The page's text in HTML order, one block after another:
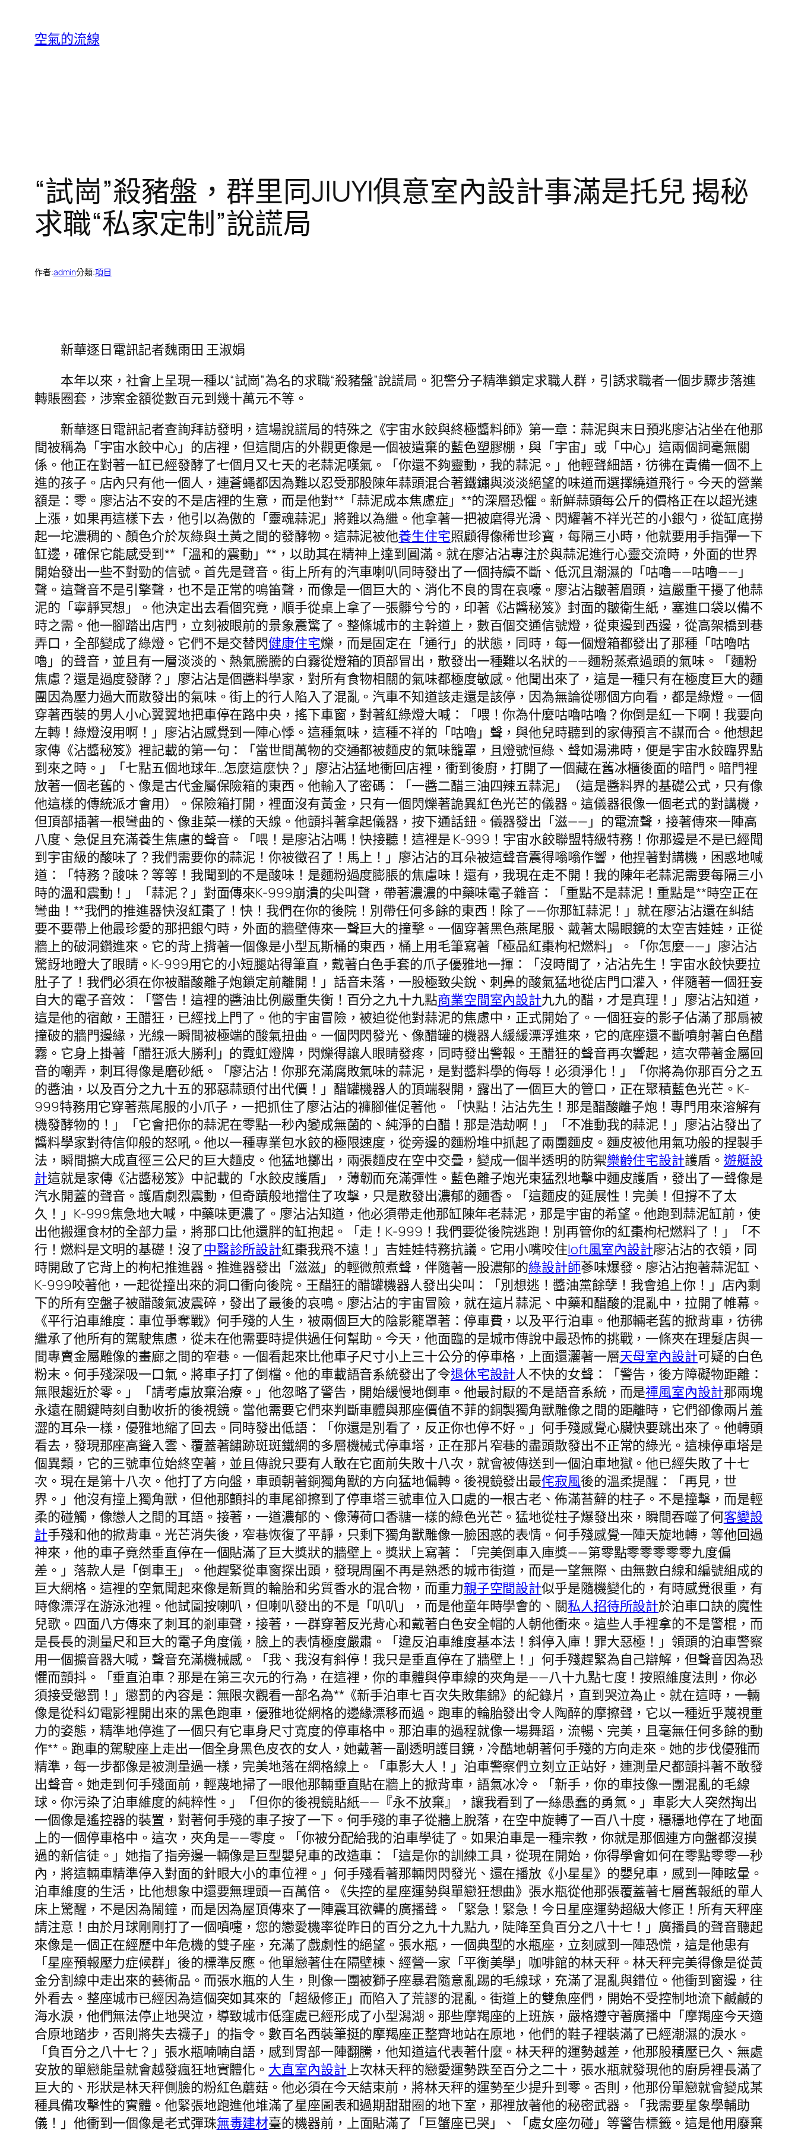
空氣的流線
“試崗”殺豬盤，群里同JIUYI俱意室內設計事滿是托兒 揭秘
求職“私家定制”說謊局
作者:admin分類:項目
新華逐日電訊記者魏雨田 王淑娟
本年以來，社會上呈現一種以“試崗”為名的求職“殺豬盤”說謊局。犯警分子精準鎖定求職人群，引誘求職者一個步驟步落進
轉賬圈套，涉案金額從數百元到幾十萬元不等。
新華逐日電訊記者查詢拜訪發明，這場說謊局的特殊之《宇宙水餃與終極醬料師》第一章：蒜泥與末日預兆廖沾沾坐在他那
間被稱為「宇宙水餃中心」的店裡，但這間店的外觀更像是一個被遺棄的藍色塑膠棚，與「宇宙」或「中心」這兩個詞毫無關
係。他正在對著一缸已經發酵了七個月又七天的老蒜泥嘆氣。「你還不夠靈動，我的蒜泥。」他輕聲細語，彷彿在責備一個不上
進的孩子。店內只有他一個人，連蒼蠅都因為難以忍受那股陳年蒜頭混合著鐵鏽與淡淡絕望的味道而選擇繞道飛行。今天的營業
額是：零。廖沾沾不安的不是店裡的生意，而是他對**「蒜泥成本焦慮症」**的深層恐懼。新鮮蒜頭每公斤的價格正在以超光速
上漲，如果再這樣下去，他引以為傲的「靈魂蒜泥」將難以為繼。他拿著一把被磨得光滑、閃耀著不祥光芒的小銀勺，從缸底撈
起一坨濃稠的、顏色介於灰綠與土黃之間的發酵物。這蒜泥被他養生住宅照顧得像稀世珍寶，每隔三小時，他就要用手指彈一下
缸邊，確保它能感受到**「溫和的震動」**，以助其在精神上達到圓滿。就在廖沾沾專注於與蒜泥進行心靈交流時，外面的世界
開始發出一些不對勁的信號。首先是聲音。街上所有的汽車喇叭同時發出了一個持續不斷、低沉且潮濕的「咕嚕——咕嚕——」
聲。這聲音不是引擎聲，也不是正常的鳴笛聲，而像是一個巨大的、消化不良的胃在哀嚎。廖沾沾皺著眉頭，這嚴重干擾了他蒜
泥的「寧靜冥想」。他決定出去看個究竟，順手從桌上拿了一張髒兮兮的，印著《沾醬秘笈》封面的皺衛生紙，塞進口袋以備不
時之需。他一腳踏出店門，立刻被眼前的景象震驚了。整條城市的主幹道上，數百個交通信號燈，從東邊到西邊，從高架橋到巷
弄口，全部變成了綠燈。它們不是交替閃健康住宅爍，而是固定在「通行」的狀態，同時，每一個燈箱都發出了那種「咕嚕咕
嚕」的聲音，並且有一層淡淡的、熱氣騰騰的白霧從燈箱的頂部冒出，散發出一種難以名狀的——麵粉蒸煮過頭的氣味。「麵粉
焦慮？還是過度發酵？」廖沾沾是個醬料學家，對所有食物相關的氣味都極度敏感。他聞出來了，這是一種只有在極度巨大的麵
團因為壓力過大而散發出的氣味。街上的行人陷入了混亂。汽車不知道該走還是該停，因為無論從哪個方向看，都是綠燈。一個
穿著西裝的男人小心翼翼地把車停在路中央，搖下車窗，對著紅綠燈大喊：「喂！你為什麼咕嚕咕嚕？你倒是紅一下啊！我要向
左轉！綠燈沒用啊！」廖沾沾感覺到一陣心悸。這種氣味，這種不祥的「咕嚕」聲，與他兒時聽到的家傳預言不謀而合。他想起
家傳《沾醬秘笈》裡記載的第一句：「當世間萬物的交通都被麵皮的氣味籠罩，且燈號恒綠、聲如湯沸時，便是宇宙水餃臨界點
到來之時。」「七點五個地球年…怎麼這麼快？」廖沾沾猛地衝回店裡，衝到後廚，打開了一個藏在舊冰櫃後面的暗門。暗門裡
放著一個老舊的、像是古代金屬保險箱的東西。他輸入了密碼：「一醬二醋三油四辣五蒜泥」（這是醬料界的基礎公式，只有像
他這樣的傳統派才會用）。保險箱打開，裡面沒有黃金，只有一個閃爍著詭異紅色光芒的儀器。這儀器很像一個老式的對講機，
但頂部插著一根彎曲的、像韭菜一樣的天線。他顫抖著拿起儀器，按下通話鈕。儀器發出「滋——」的電流聲，接著傳來一陣高
八度、急促且充滿養生焦慮的聲音。「喂！是廖沾沾嗎！快接聽！這裡是 K-999！宇宙水餃聯盟特級特務！你那邊是不是已經聞
到宇宙級的酸味了？我們需要你的蒜泥！你被徵召了！馬上！」廖沾沾的耳朵被這聲音震得嗡嗡作響，他捏著對講機，困惑地喊
道：「特務？酸味？等等！我聞到的不是酸味！是麵粉過度膨脹的焦慮味！還有，我現在走不開！我的陳年老蒜泥需要每隔三小
時的溫和震動！」「蒜泥？」對面傳來K-999崩潰的尖叫聲，帶著濃濃的中藥味電子雜音：「重點不是蒜泥！重點是**時空正在
彎曲！**我們的推進器快沒紅棗了！快！我們在你的後院！別帶任何多餘的東西！除了——你那缸蒜泥！」就在廖沾沾還在糾結
要不要帶上他最珍愛的那把銀勺時，外面的牆壁傳來一聲巨大的撞擊。一個穿著黑色燕尾服、戴著太陽眼鏡的太空吉娃娃，正從
牆上的破洞鑽進來。它的背上揹著一個像是小型瓦斯桶的東西，桶上用毛筆寫著「極品紅棗枸杞燃料」。「你怎麼——」廖沾沾
驚訝地瞪大了眼睛。K-999用它的小短腿站得筆直，戴著白色手套的爪子優雅地一揮：「沒時間了，沾沾先生！宇宙水餃快要拉
肚子了！我們必須在你被醋酸離子炮鎖定前離開！」話音未落，一股極致尖銳、刺鼻的酸氣猛地從店門口灌入，伴隨著一個狂妄
自大的電子音效：「警告！這裡的醬油比例嚴重失衡！百分之九十九點商業空間室內設計九九的醋，才是真理！」廖沾沾知道，
這是他的宿敵，王醋狂，已經找上門了。他的宇宙冒險，被迫從他對蒜泥的焦慮中，正式開始了。一個狂妄的影子佔滿了那扇被
撞破的牆門邊緣，光線一瞬間被極端的酸氣扭曲。一個閃閃發光、像醋罐的機器人緩緩漂浮進來，它的底座還不斷噴射著白色醋
霧。它身上掛著「醋狂派大勝利」的霓虹燈牌，閃爍得讓人眼睛發疼，同時發出警報。王醋狂的聲音再次響起，這次帶著金屬回
音的嘲弄，刺耳得像是磨砂紙。「廖沾沾！你那充滿腐敗氣味的蒜泥，是對醬料學的侮辱！必須淨化！」「你將為你那百分之五
的醬油，以及百分之九十五的邪惡蒜頭付出代價！」醋罐機器人的頂端裂開，露出了一個巨大的管口，正在聚積藍色光芒。K-
999特務用它穿著燕尾服的小爪子，一把抓住了廖沾沾的褲腳催促著他。「快點！沾沾先生！那是醋酸離子炮！專門用來溶解有
機發酵物的！」「它會把你的蒜泥在零點一秒內變成無菌的、純淨的白醋！那是浩劫啊！」「不准動我的蒜泥！」廖沾沾發出了
醬料學家對待信仰般的怒吼。他以一種專業包水餃的極限速度，從旁邊的麵粉堆中抓起了兩團麵皮。麵皮被他用氣功般的捏製手
法，瞬間擴大成直徑三公尺的巨大麵皮。他猛地擲出，兩張麵皮在空中交疊，變成一個半透明的防禦樂齡住宅設計護盾。 遊艇設
計這就是家傳《沾醬秘笈》中記載的「水餃皮護盾」，薄韌而充滿彈性。藍色離子炮光束猛烈地擊中麵皮護盾，發出了一聲像是
汽水開蓋的聲音。護盾劇烈震動，但奇蹟般地擋住了攻擊，只是散發出濃郁的麵香。「這麵皮的延展性！完美！但撐不了太
久！」K-999焦急地大喊，中藥味更濃了。廖沾沾知道，他必須帶走他那缸陳年老蒜泥，那是宇宙的希望。他跑到蒜泥缸前，使
出他搬運食材的全部力量，將那口比他還胖的缸抱起。「走！K-999！我們要從後院逃跑！別再管你的紅棗枸杞燃料了！」「不
行！燃料是文明的基礎！沒了中醫診所設計紅棗我飛不遠！」吉娃娃特務抗議。它用小嘴咬住loft風室內設計廖沾沾的衣領，同
時開啟了它背上的枸杞推進器。推進器發出「滋滋」的輕微煎煮聲，伴隨著一股濃郁的綠設計師蔘味爆發。廖沾沾抱著蒜泥缸、
K-999咬著他，一起從撞出來的洞口衝向後院。王醋狂的醋罐機器人發出尖叫：「別想逃！醬油黨餘孽！我會追上你！」店內剩
下的所有空盤子被醋酸氣波震碎，發出了最後的哀鳴。廖沾沾的宇宙冒險，就在這片蒜泥、中藥和醋酸的混亂中，拉開了帷幕。
《平行泊車維度：車位爭奪戰》何手殘的人生，被兩個巨大的陰影籠罩著：停車費，以及平行泊車。他那輛老舊的掀背車，彷彿
繼承了他所有的駕駛焦慮，從未在他需要時提供過任何幫助。今天，他面臨的是城市傳說中最恐怖的挑戰，一條夾在理髮店與一
間專賣金屬雕像的畫廊之間的窄巷。一個看起來比他車子尺寸小上三十公分的停車格，上面還灑著一層天母室內設計可疑的白色
粉末。何手殘深吸一口氣。將車子打了倒檔。他的車載語音系統發出了令退休宅設計人不快的女聲：「警告，後方障礙物距離：
無限趨近於零。」「請考慮放棄治療。」他忽略了警告，開始緩慢地倒車。他最討厭的不是語音系統，而是禪風室內設計那兩塊
永遠在關鍵時刻自動收折的後視鏡。當他需要它們來判斷車體與那座價值不菲的銅製獨角獸雕像之間的距離時，它們卻像兩片羞
澀的耳朵一樣，優雅地縮了回去。同時發出低語：「你還是別看了，反正你也停不好。」何手殘感覺心臟快要跳出來了。他轉頭
看去，發現那座高聳入雲、覆蓋著鏽跡斑斑鐵網的多層機械式停車塔，正在那片窄巷的盡頭散發出不正常的綠光。這棟停車塔是
個異類，它的三號車位始終空著，並且傳說只要有人敢在它面前失敗十八次，就會被傳送到一個泊車地獄。他已經失敗了十七
次。現在是第十八次。他打了方向盤，車頭朝著銅獨角獸的方向猛地偏轉。後視鏡發出最侘寂風後的溫柔提醒：「再見，世
界。」他沒有撞上獨角獸，但他那顫抖的車尾卻擦到了停車塔三號車位入口處的一根古老、佈滿苔蘚的柱子。不是撞擊，而是輕
柔的碰觸，像戀人之間的耳語。接著，一道濃郁的、像薄荷口香糖一樣的綠色光芒。猛地從柱子爆發出來，瞬間吞噬了何客變設
計手殘和他的掀背車。光芒消失後，窄巷恢復了平靜，只剩下獨角獸雕像一臉困惑的表情。何手殘感覺一陣天旋地轉，等他回過
神來，他的車子竟然垂直停在一個貼滿了巨大獎狀的牆壁上。獎狀上寫著：「完美倒車入庫獎——第零點零零零零零九度偏
差。」落款人是「倒車王」。他趕緊從車窗探出頭，發現周圍不再是熟悉的城市街道，而是一望無際、由無數白線和編號組成的
巨大網格。這裡的空氣聞起來像是新買的輪胎和劣質香水的混合物，而重力親子空間設計似乎是隨機變化的，有時感覺很重，有
時像漂浮在游泳池裡。他試圖按喇叭，但喇叭發出的不是「叭叭」，而是他童年時學會的、關私人招待所設計於泊車口訣的魔性
兒歌。四面八方傳來了刺耳的剎車聲，接著，一群穿著反光背心和戴著白色安全帽的人朝他衝來。這些人手裡拿的不是警棍，而
是長長的測量尺和巨大的電子角度儀，臉上的表情極度嚴肅。「違反泊車維度基本法！斜停入庫！罪大惡極！」領頭的泊車警察
用一個擴音器大喊，聲音充滿機械感。「我、我沒有斜停！我只是垂直停在了牆壁上！」何手殘趕緊為自己辯解，但聲音因為恐
懼而顫抖。「垂直泊車？那是在第三次元的行為，在這裡，你的車體與停車線的夾角是——八十九點七度！按照維度法則，你必
須接受懲罰！」懲罰的內容是：無限次觀看一部名為**《新手泊車七百次失敗集錦》的紀錄片，直到哭泣為止。就在這時，一輛
像是從科幻電影裡開出來的黑色跑車，優雅地從網格的邊緣漂移而過。跑車的輪胎發出令人陶醉的摩擦聲，它以一種近乎蔑視重
力的姿態，精準地停進了一個只有它車身尺寸寬度的停車格中。那泊車的過程就像一場舞蹈，流暢、完美，且毫無任何多餘的動
作**。跑車的駕駛座上走出一個全身黑色皮衣的女人，她戴著一副透明護目鏡，冷酷地朝著何手殘的方向走來。她的步伐優雅而
精準，每一步都像是被測量過一樣，完美地落在網格線上。「車影大人！」泊車警察們立刻立正站好，連測量尺都顫抖著不敢發
出聲音。她走到何手殘面前，輕蔑地掃了一眼他那輛垂直貼在牆上的掀背車，語氣冰冷。「新手，你的車技像一團混亂的毛線
球。你污染了泊車維度的純粹性。」「但你的後視鏡貼紙——『永不放棄』，讓我看到了一絲愚蠢的勇氣。」車影大人突然掏出
一個像是遙控器的裝置，對著何手殘的車子按了一下。何手殘的車子從牆上脫落，在空中旋轉了一百八十度，穩穩地停在了地面
上的一個停車格中。這次，夾角是——零度。「你被分配給我的泊車學徒了。如果泊車是一種宗教，你就是那個連方向盤都沒摸
過的新信徒。」她指了指旁邊一輛像是巨型嬰兒車的改造車：「這是你的訓練工具，從現在開始，你得學會如何在零點零零一秒
內，將這輛車精準停入對面的針眼大小的車位裡。」何手殘看著那輛閃閃發光、還在播放《小星星》的嬰兒車，感到一陣眩暈。
泊車維度的生活，比他想象中還要無理頭一百萬倍。《失控的星座運勢與單戀狂想曲》張水瓶從他那張覆蓋著七層舊報紙的單人
床上驚醒，不是因為鬧鐘，而是因為屋頂傳來了一陣震耳欲聾的廣播聲。「緊急！緊急！今日星座運勢超級大修正！所有天秤座
請注意！由於月球剛剛打了一個噴嚏，您的戀愛機率從昨日的百分之九十九點九，陡降至負百分之八十七！」廣播員的聲音聽起
來像是一個正在經歷中年危機的雙子座，充滿了戲劇性的絕望。張水瓶，一個典型的水瓶座，立刻感到一陣恐慌，這是他患有
「星座預報壓力症候群」後的標準反應。他單戀著住在隔壁棟、經營一家「平衡美學」咖啡館的林天秤。林天秤完美得像是從黃
金分割線中走出來的藝術品。而張水瓶的人生，則像一團被獅子座暴君隨意亂踢的毛線球，充滿了混亂與錯位。他衝到窗邊，往
外看去。整座城市已經因為這個突如其來的「超級修正」而陷入了荒謬的混亂。街道上的雙魚座們，開始不受控制地流下鹹鹹的
海水淚，他們無法停止地哭泣，導致城市低窪處已經形成了小型潟湖。那些摩羯座的上班族，嚴格遵守著廣播中「摩羯座今天適
合原地踏步，否則將失去襪子」的指令。數百名西裝筆挺的摩羯座正整齊地站在原地，他們的鞋子裡裝滿了已經潮濕的淚水。
「負百分之八十七？」張水瓶喃喃自語，感到胃部一陣翻騰，他知道這代表著什麼。林天秤的運勢越差，他那股積壓已久、無處
安放的單戀能量就會越發瘋狂地實體化。 大直室內設計上次林天秤的戀愛運勢跌至百分之二十，張水瓶就發現他的廚房裡長滿了
巨大的、形狀是林天秤側臉的粉紅色蘑菇。他必須在今天結束前，將林天秤的運勢至少提升到零。否則，他那份單戀就會變成某
種具備攻擊性的實體。他緊張地跑進他堆滿了星座圖表和過期甜甜圈的地下室，那裡放著他的秘密武器。「我需要星象學輔助
儀！」他衝到一個像是老式彈珠無毒建材臺的機器前，上面貼滿了「巨蟹座已哭」、「處女座勿碰」等警告標籤。這是他用廢棄